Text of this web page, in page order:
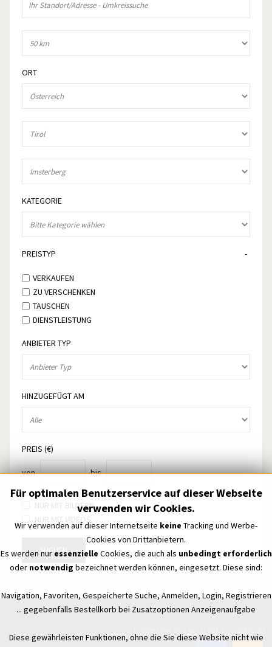
ORT
KATEGORIE
PREISTYP
VERKAUFEN
ZU VERSCHENKEN
TAUSCHEN
DIENSTLEISTUNG
ANBIETER TYP
HINZUGEFÜGT AM
PREIS (€)
von bis
NUR MIT BILDERN
NUR MIT VIDEOS
SUCHEN
Für optimalen Benutzerservice auf dieser Webseite
verwenden wir Cookies.
Wir verwenden auf dieser Internetseite keine Tracking und Werbe-
Cookies von Drittanbietern.
Es werden nur essenzielle Cookies, die auch als unbedingt erforderlich
oder notwendig bezeichnet werden können, eingesetzt. Diese sind:
Navigation, Favoriten, Gespeicherte Suche, Anmelden, Login, Registrieren
... gegebenfalls Bestellkorb bei Zusatzoptionen Anzeigenaufgabe
Diese gewährleisten Funktionen, ohne die Sie diese Website nicht wie